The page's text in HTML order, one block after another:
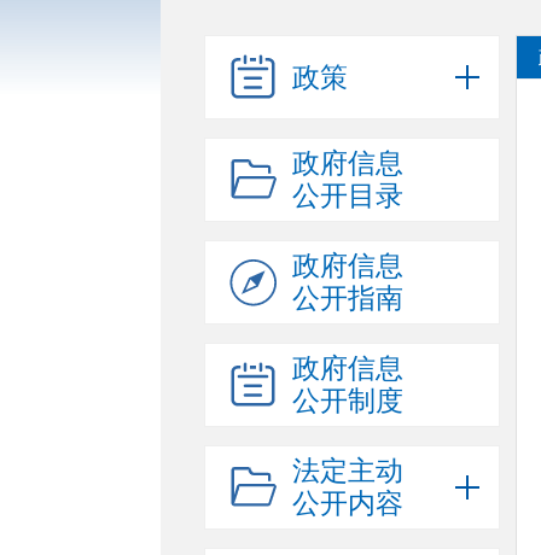
政策
政府信息
公开目录
政府信息
公开指南
政府信息
公开制度
法定主动
公开内容